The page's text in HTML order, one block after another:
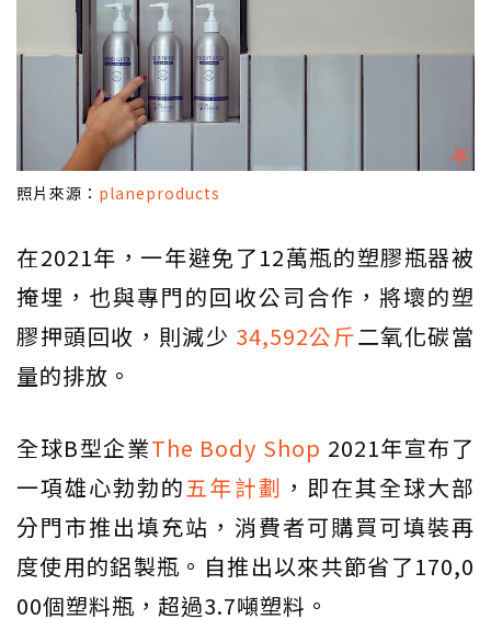
照片來源： planeproducts
在2021年，一年避免了12萬瓶的塑膠瓶器被
掩埋，也與專門的回收公司合作，將壞的塑
膠押頭回收，則減少 34,592公斤二氧化碳當
量的排放。
全球B型企業The Body Shop 2021年宣布了
一項雄心勃勃的五年計劃 ，即在其全球大部
分門市推出填充站，消費者可購買可填裝再
度使用的鋁製瓶。自推出以來共節省了170,0
00個塑料瓶，超過3.7噸塑料。